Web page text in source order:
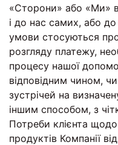
«Сторони» або «Ми»
і до нас самих, або до
умови стосуються
розгляду платежу,
процесу нашої
відповідним чином,
зустрічей на
іншим способом, з
Потреби клієнта
продуктів Компанії